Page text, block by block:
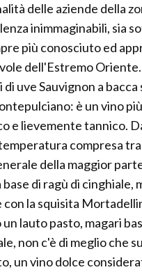
delle aziende della
inimmaginabili, sia
più conosciuto ed
dell'Estremo
uve Sauvignon a bacca
è un vino più
e lievemente tannico.
compresa tra
della maggior
di ragù di cinghiale,
la squisita
lauto pasto, magari
non c'è di meglio che
un vino dolce